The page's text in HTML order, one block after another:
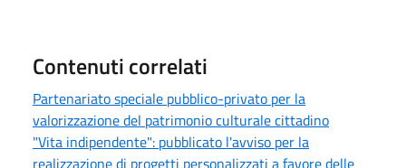
Contenuti correlati
Partenariato speciale pubblico-privato per la
valorizzazione del patrimonio culturale cittadino
"Vita indipendente": pubblicato l'avviso per la
realizzazione di progetti personalizzati a favore delle